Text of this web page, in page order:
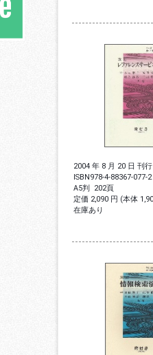
2004 年 8 月 20 日 刊行
ISBN978-4-88367-077-2
A5判 202頁
定価 2,090 円 (本体
在庫あり